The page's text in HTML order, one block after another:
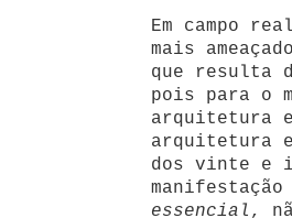
Em campo
mais
que resulta
pois para o
arquitetura
arquitetura
dos vinte e
manifestação
essencial ,